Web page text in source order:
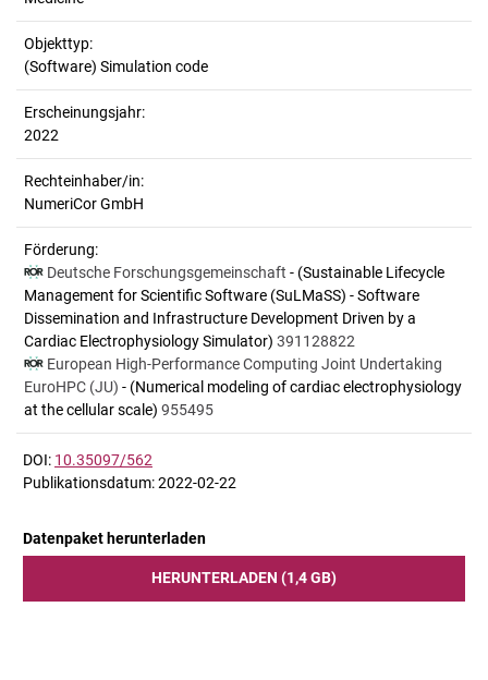
Objekttyp:
(Software) Simulation code
Erscheinungsjahr:
2022
Rechteinhaber/in:
NumeriCor GmbH
Förderung:
Deutsche Forschungsgemeinschaft - (Sustainable Lifecycle
Management for Scientific Software (SuLMaSS) - Software
Dissemination and Infrastructure Development Driven by a
Cardiac Electrophysiology Simulator) 391128822
European High-Performance Computing Joint Undertaking
EuroHPC (JU) - (Numerical modeling of cardiac electrophysiology
at the cellular scale) 955495
DOI: 10.35097/562
Publikationsdatum: 2022-02-22
Datenpaket herunterladen
HERUNTERLADEN (1,4 GB)